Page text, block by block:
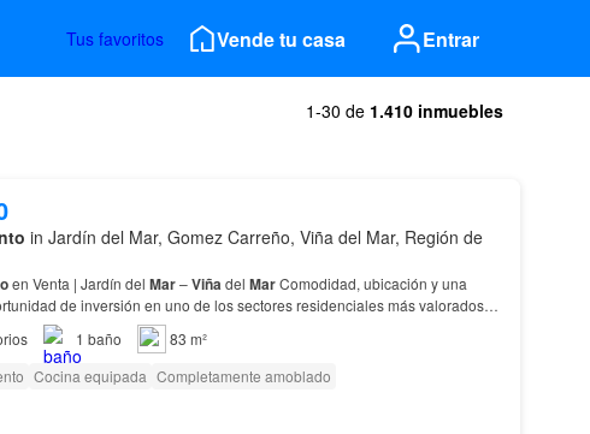
Tus favoritos Vende tu casa Entrar
1-30 de 1.410 inmuebles
in Jardín del Mar, Gomez Carreño, Viña del Mar, Región de
en Venta | Jardín del Mar–Viñadel MarComodidad, ubicación y una
de inversión en uno de los sectores residenciales más valorados
1 baño
83 m²
Cocina equipada Completamente amoblado